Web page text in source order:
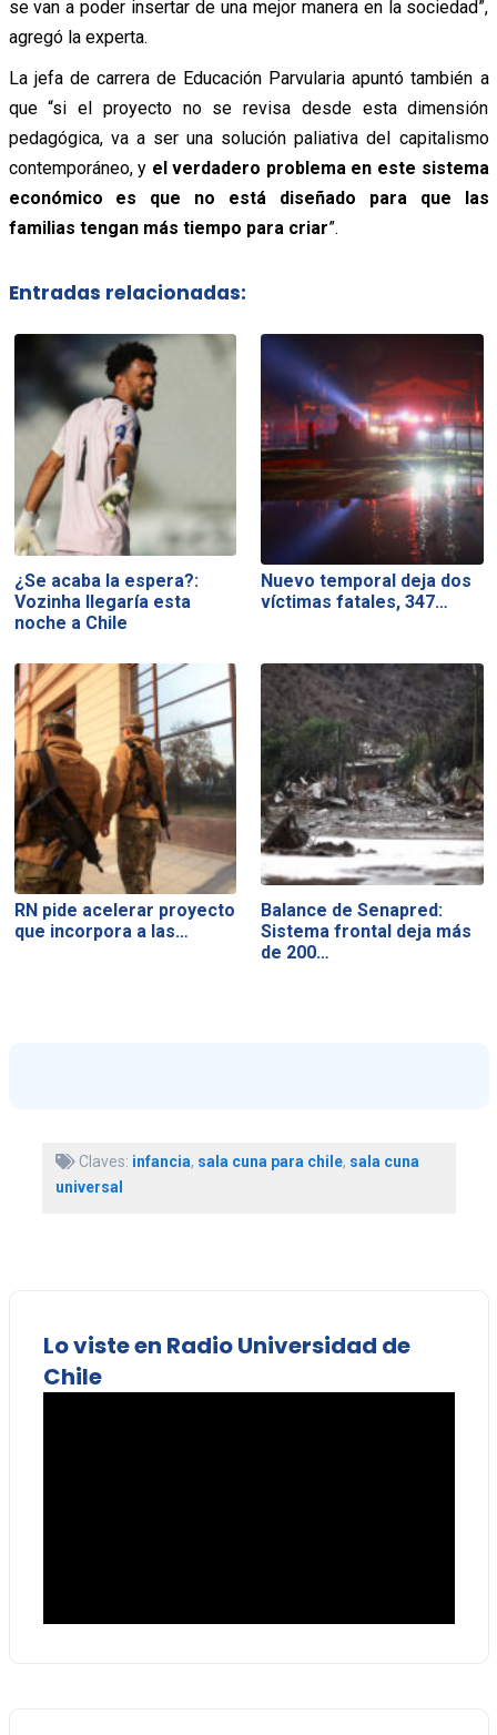
se van a poder insertar de una mejor manera en la sociedad”,
agregó la experta.
La jefa de carrera de Educación Parvularia apuntó también a
que “si el proyecto no se revisa desde esta dimensión
pedagógica, va a ser una solución paliativa del capitalismo
contemporáneo, y el verdadero problema en este sistema
económico es que no está diseñado para que las
familias tengan más tiempo para criar”.
Entradas relacionadas:
¿Se acaba la espera?:
Vozinha llegaría esta
noche a Chile
Nuevo temporal deja dos
víctimas fatales, 347…
RN pide acelerar proyecto
que incorpora a las…
Balance de Senapred:
Sistema frontal deja más
de 200…
Claves: infancia, sala cuna para chile, sala cuna
universal
Lo viste en Radio Universidad de
Chile